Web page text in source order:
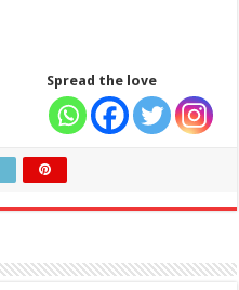
Spread the love